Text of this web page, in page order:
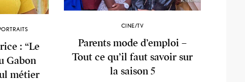
: “Le
Gabon
métier
CINE/TV
Parents mode d’emploi –
Tout ce qu’il faut savoir sur
la saison 5